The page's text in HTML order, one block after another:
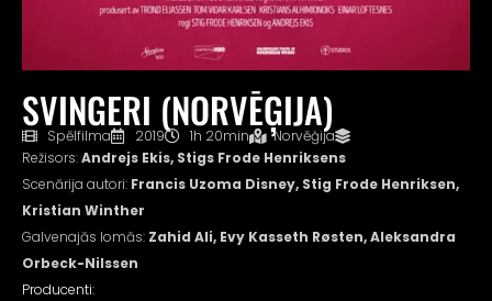
SVINGERI (NORVĒĢIJA)
Spēlfilma 2019 1h 20min
Norvēģija
Režisors:Andrejs Ekis, Stigs Frode Henriksens
Scenārija autori: Francis Uzoma Disney, Stig Frode Henriksen,
Kristian Winther
Galvenajās lomās: Zahid Ali, Evy Kasseth Røsten, Aleksandra
Orbeck-Nilssen
Producenti: